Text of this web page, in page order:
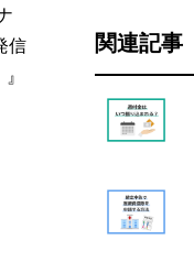
信
関連記事